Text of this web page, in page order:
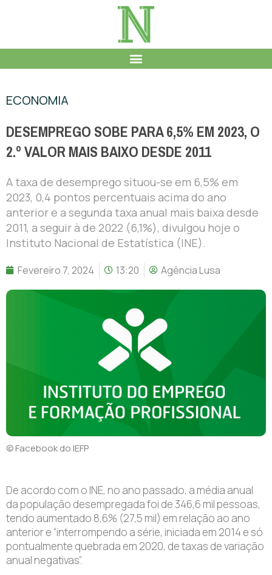
ECONOMIA
DESEMPREGO SOBE PARA 6,5% EM 2023, O
2.º VALOR MAIS BAIXO DESDE 2011
A taxa de desemprego situou-se em 6,5% em
2023, 0,4 pontos percentuais acima do ano
anterior e a segunda taxa anual mais baixa desde
2011, a seguir à de 2022 (6,1%), divulgou hoje o
Instituto Nacional de Estatística (INE).
Fevereiro 7, 2024 13:20 Agência Lusa
© Facebook do IEFP
De acordo com o INE, no ano passado, a média anual
da população desempregada foi de 346,6 mil pessoas,
tendo aumentado 8,6% (27,5 mil) em relação ao ano
anterior e “interrompendo a série, iniciada em 2014 e só
pontualmente quebrada em 2020, de taxas de variação
anual negativas”.